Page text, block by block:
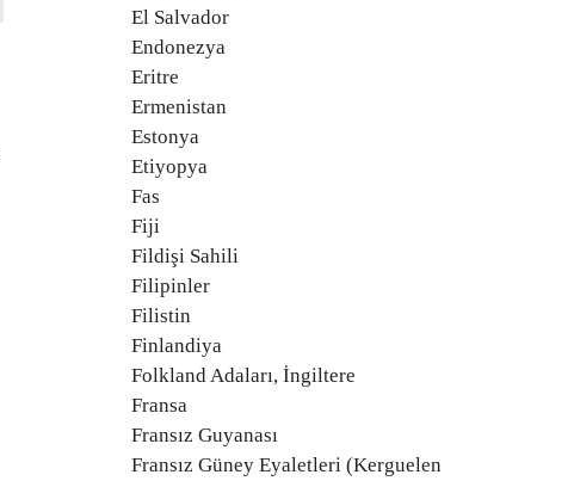
El Salvador
Endonezya
Eritre
Ermenistan
Estonya
Etiyopya
Fas
Fiji
Fildişi Sahili
Filipinler
Filistin
Finlandiya
Folkland Adaları, İngiltere
Fransa
Fransız Guyanası
Fransız Güney Eyaletleri (Kerguelen